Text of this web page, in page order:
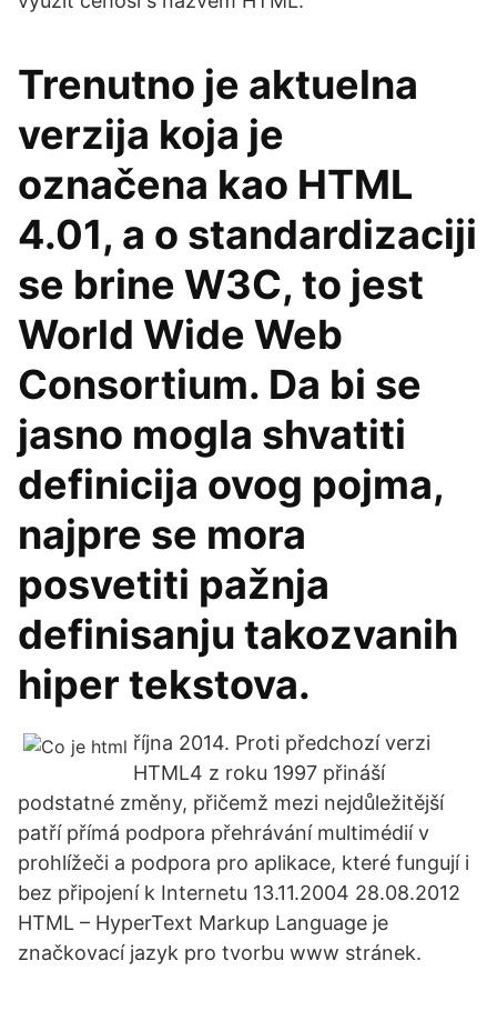
Trenutno je aktuelna
verzija koja je
označena kao HTML
4.01, a o standardizaciji
se brine W3C, to jest
World Wide Web
Consortium. Da bi se
jasno mogla shvatiti
definicija ovog pojma,
najpre se mora
posvetiti pažnja
definisanju takozvanih
hiper tekstova.
října 2014. Proti předchozí verzi
HTML4 z roku 1997 přináší
podstatné změny, přičemž mezi nejdůležitější
patří přímá podpora přehrávání multimédií v
prohlížeči a podpora pro aplikace, které fungují i
bez připojení k Internetu 13.11.2004 28.08.2012
HTML – HyperText Markup Language je
značkovací jazyk pro tvorbu www stránek.